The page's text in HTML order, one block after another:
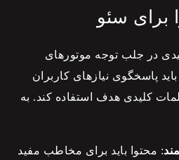
برای سئو
در جلب توجه موتورهای
پاسخگوی نیازهای کاربران
کلیدی هدف استفاده کند. به
: محتوا باید برای مخاطب مفید